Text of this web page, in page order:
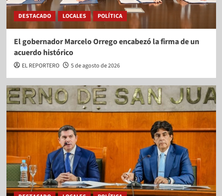
DESTACADO LOCALES POLÍTICA
El gobernador Marcelo Orrego encabezó la firma de un
acuerdo histórico
EL REPORTERO 5 de agosto de 2026